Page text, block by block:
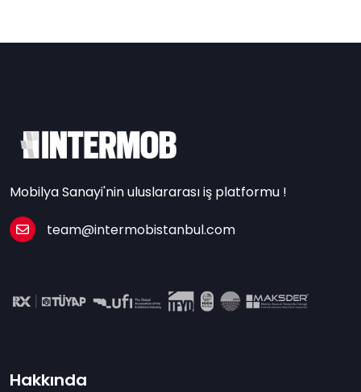
Mobilya Sanayi'nin uluslararası iş platformu !
team@intermobistanbul.com
Hakkında